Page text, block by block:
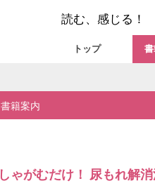
読む、感じる
トップ
書籍案内
しゃがむだけ！ 尿もれ解